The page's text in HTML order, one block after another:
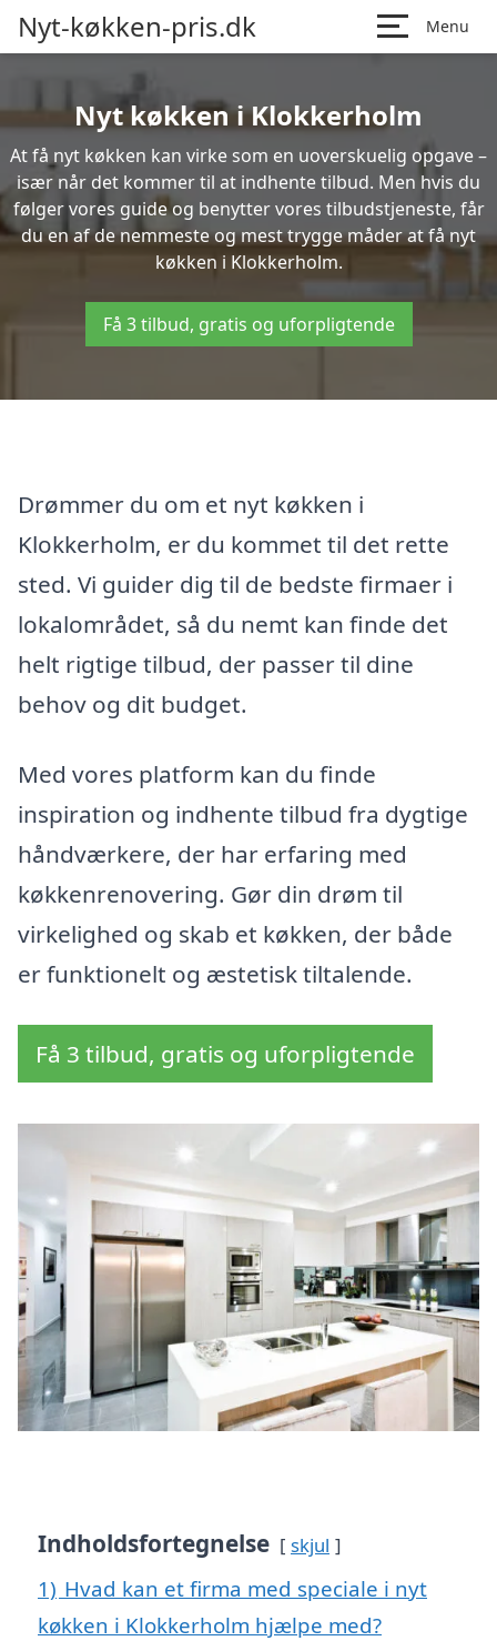
Nyt-køkken-pris.dk Menu
Nyt køkken i Klokkerholm
At få nyt køkken kan virke som en uoverskuelig opgave –
især når det kommer til at indhente tilbud. Men hvis du
følger vores guide og benytter vores tilbudstjeneste, får
du en af de nemmeste og mest trygge måder at få nyt
køkken i Klokkerholm.
Få 3 tilbud, gratis og uforpligtende
Drømmer du om et nyt køkken i
Klokkerholm, er du kommet til det rette
sted. Vi guider dig til de bedste firmaer i
lokalområdet, så du nemt kan finde det
helt rigtige tilbud, der passer til dine
behov og dit budget.
Med vores platform kan du finde
inspiration og indhente tilbud fra dygtige
håndværkere, der har erfaring med
køkkenrenovering. Gør din drøm til
virkelighed og skab et køkken, der både
er funktionelt og æstetisk tiltalende.
Få 3 tilbud, gratis og uforpligtende
Indholdsfortegnelse skjul
1) Hvad kan et firma med speciale i nyt
køkken i Klokkerholm hjælpe med?